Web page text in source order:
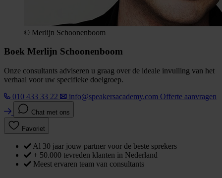
© Merlijn Schoonenboom
Boek Merlijn Schoonenboom
Onze consultants adviseren u graag over de ideale invulling van het
verhaal voor uw specifieke doelgroep.
010 433 33 22
info@speakersacademy.com Offerte aanvragen
Chat met ons
Favoriet
Al 30 jaar jouw partner voor de beste sprekers
+ 50.000 tevreden klanten in Nederland
Meest ervaren team van consultants